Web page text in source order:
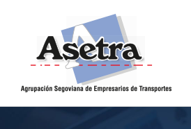
contenido